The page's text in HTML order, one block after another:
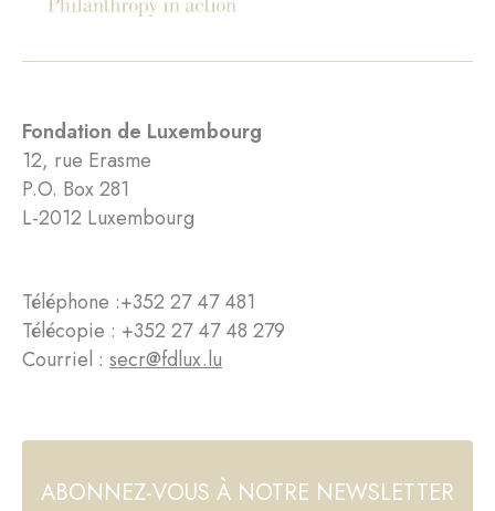
Fondation de Luxembourg
12, rue Erasme
P.O. Box 281
L-2012 Luxembourg
Téléphone :+352 27 47 481
Télécopie : +352 27 47 48 279
Courriel : secr@fdlux.lu
ABONNEZ-VOUS À NOTRE NEWSLETTER